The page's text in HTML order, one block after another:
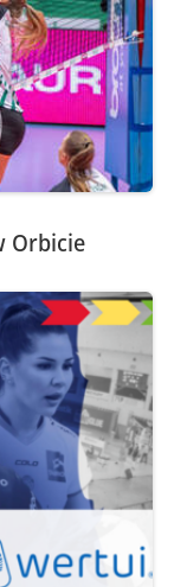
Orbicie